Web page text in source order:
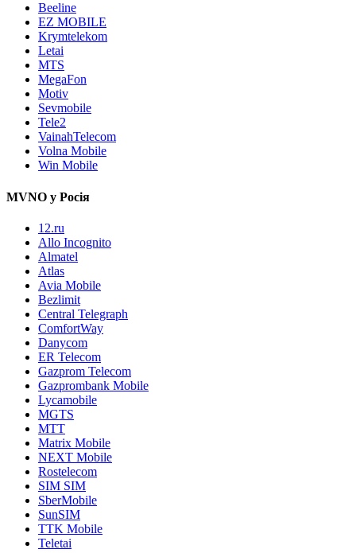
Beeline
EZ MOBILE
Krymtelekom
Letai
MTS
MegaFon
Motiv
Sevmobile
Tele2
VainahTelecom
Volna Mobile
Win Mobile
MVNO у Росія
12.ru
Allo Incognito
Almatel
Atlas
Avia Mobile
Bezlimit
Central Telegraph
ComfortWay
Danycom
ER Telecom
Gazprom Telecom
Gazprombank Mobile
Lycamobile
MGTS
MTT
Matrix Mobile
NEXT Mobile
Rostelecom
SIM SIM
SberMobile
SunSIM
TTK Mobile
Teletai